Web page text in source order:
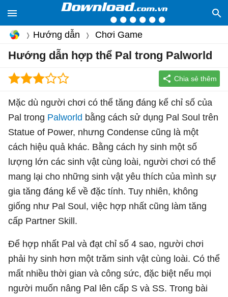
Hướng dẫn Chơi Game
Hướng dẫn hợp thể Pal trong Palworld
Mặc dù người chơi có thể tăng đáng kể chỉ số của
Pal trong Palworld bằng cách sử dụng Pal Soul trên
Statue of Power, nhưng Condense cũng là một
cách hiệu quả khác. Bằng cách hy sinh một số
lượng lớn các sinh vật cùng loài, người chơi có thể
mang lại cho những sinh vật yêu thích của mình sự
gia tăng đáng kể về đặc tính. Tuy nhiên, không
giống như Pal Soul, việc hợp nhất cũng làm tăng
cấp Partner Skill.
Để hợp nhất Pal và đạt chỉ số 4 sao, người chơi
phải hy sinh hơn một trăm sinh vật cùng loài. Có thể
mất nhiều thời gian và công sức, đặc biệt nếu mọi
người muốn nâng Pal lên cấp S và SS. Trong bài